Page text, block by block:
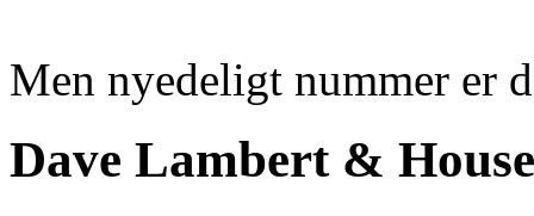
Men nyedeligt nummer er
Dave Lambert &